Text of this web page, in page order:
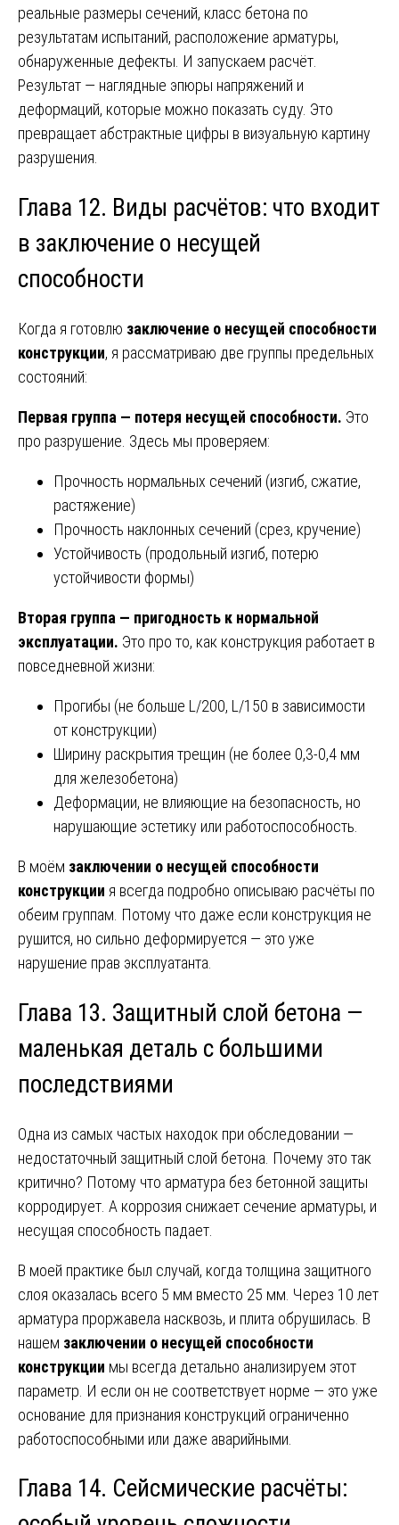
реальные размеры сечений, класс бетона по
результатам испытаний, расположение арматуры,
обнаруженные дефекты. И запускаем расчёт.
Результат — наглядные эпюры напряжений и
деформаций, которые можно показать суду. Это
превращает абстрактные цифры в визуальную картину
разрушения.
Глава 12. Виды расчётов: что входит
в заключение о несущей
способности
Когда я готовлю заключение о несущей способности
конструкции, я рассматриваю две группы предельных
состояний:
Первая группа — потеря несущей способности. Это
про разрушение. Здесь мы проверяем:
Прочность нормальных сечений (изгиб, сжатие,
растяжение)
Прочность наклонных сечений (срез, кручение)
Устойчивость (продольный изгиб, потерю
устойчивости формы)
Вторая группа — пригодность к нормальной
эксплуатации. Это про то, как конструкция работает в
повседневной жизни:
Прогибы (не больше L/200, L/150 в зависимости
от конструкции)
Ширину раскрытия трещин (не более 0,3-0,4 мм
для железобетона)
Деформации, не влияющие на безопасность, но
нарушающие эстетику или работоспособность.
В моём заключении о несущей способности
конструкции я всегда подробно описываю расчёты по
обеим группам. Потому что даже если конструкция не
рушится, но сильно деформируется — это уже
нарушение прав эксплуатанта.
Глава 13. Защитный слой бетона —
маленькая деталь с большими
последствиями
Одна из самых частых находок при обследовании —
недостаточный защитный слой бетона. Почему это так
критично? Потому что арматура без бетонной защиты
корродирует. А коррозия снижает сечение арматуры, и
несущая способность падает.
В моей практике был случай, когда толщина защитного
слоя оказалась всего 5 мм вместо 25 мм. Через 10 лет
арматура проржавела насквозь, и плита обрушилась. В
нашем заключении о несущей способности
конструкции мы всегда детально анализируем этот
параметр. И если он не соответствует норме — это уже
основание для признания конструкций ограниченно
работоспособными или даже аварийными.
Глава 14. Сейсмические расчёты: